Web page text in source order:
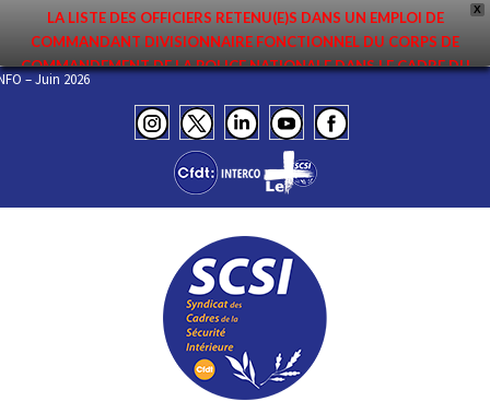
X
LA LISTE DES OFFICIERS RETENU(E)S DANS UN EMPLOI DE
COMMANDANT DIVISIONNAIRE FONCTIONNEL DU CORPS DE
COMMANDEMENT DE LA POLICE NATIONALE DANS LE CADRE DU
PREMIER MOUVEMENT 2026 A ÉTÉ DIFFUSÉE. ELLE EST DISPONIBLE EN
PAGES PROTÉGÉES DU SITE. FÉLICITATIONS AUX NOMMÉ(E)S !
– Juin 2026